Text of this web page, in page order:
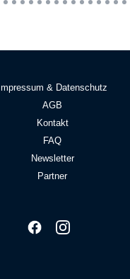
Impressum & Datenschutz
AGB
Kontakt
FAQ
Newsletter
Partner